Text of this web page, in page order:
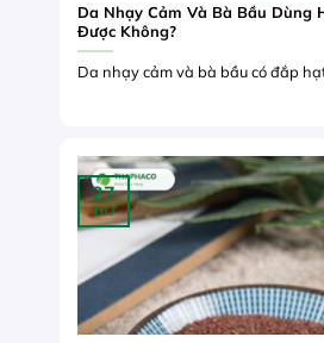
Da Nhạy Cảm Và Bà Bầu Dùng
Được Không?
Da nhạy cảm và bà bầu có đắp
27
Th7